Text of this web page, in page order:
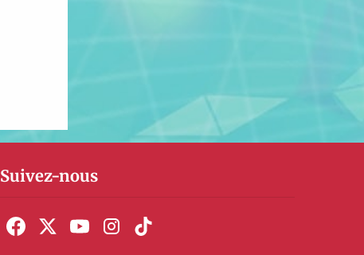
Suivez-nous